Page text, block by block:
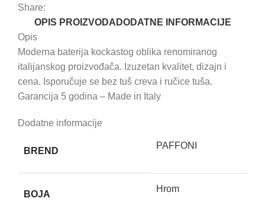
Share:
OPIS PROIZVODA DODATNE INFORMACIJE
Opis
Moderna baterija kockastog oblika renomiranog
italijanskog proizvođača. Izuzetan kvalitet, dizajn i
cena. Isporučuje se bez tuš creva i ručice tuša.
Garancija 5 godina – Made in Italy
Dodatne informacije
BREND
PAFFONI
BOJA
Hrom